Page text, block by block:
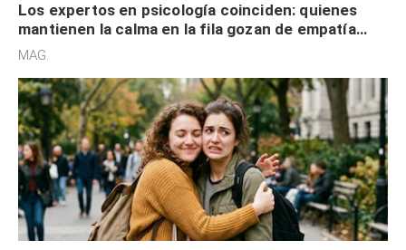
Los expertos en psicología coinciden: quienes
mantienen la calma en la fila gozan de empatía
cognitiva, gratitud y no solo tienen autocontrol
MAG.